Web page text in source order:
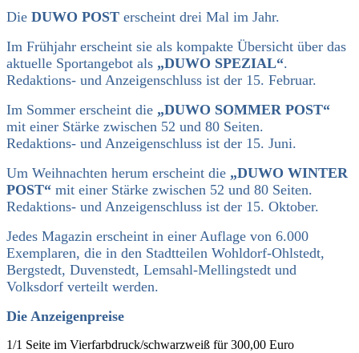
Die DUWO POST erscheint drei Mal im Jahr.
Im Frühjahr erscheint sie als kompakte Übersicht über das
aktuelle Sportangebot als „DUWO SPEZIAL“.
Redaktions- und Anzeigenschluss ist der 15. Februar.
Im Sommer erscheint die „DUWO SOMMER POST“
mit einer Stärke zwischen 52 und 80 Seiten.
Redaktions- und Anzeigenschluss ist der 15. Juni.
Um Weihnachten herum erscheint die „DUWO WINTER
POST“ mit einer Stärke zwischen 52 und 80 Seiten.
Redaktions- und Anzeigenschluss ist der 15. Oktober.
Jedes Magazin erscheint in einer Auflage von 6.000
Exemplaren, die in den Stadtteilen Wohldorf-Ohlstedt,
Bergstedt, Duvenstedt, Lemsahl-Mellingstedt und
Volksdorf verteilt werden.
Die Anzeigenpreise
1/1 Seite im Vierfarbdruck/schwarzweiß für 300,00 Euro